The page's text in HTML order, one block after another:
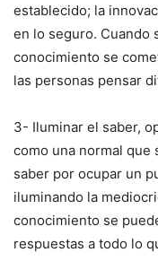
establecido; la
en lo seguro. Cuando
conocimiento se
las personas pensar
3- Iluminar el saber,
como una normal que
saber por ocupar un
iluminando la
conocimiento se
respuestas a todo lo